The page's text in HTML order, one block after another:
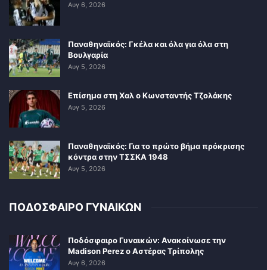
Αυγ 6, 2026
Παναθηναϊκός: Γκέλα και όλα για όλα στη
Βουλγαρία
Αυγ 5, 2026
Επίσημα στη Χαλ ο Κωνσταντής Τζολάκης
Αυγ 5, 2026
Παναθηναϊκός: Για το πρώτο βήμα πρόκρισης
κόντρα στην ΤΣΣΚΑ 1948
Αυγ 5, 2026
ΠΟΔΟΣΦΑΙΡΟ ΓΥΝΑΙΚΩΝ
Ποδόσφαιρο Γυναικών: Ανακοίνωσε την
Madison Perez ο Αστέρας Τρίπολης
Αυγ 6, 2026